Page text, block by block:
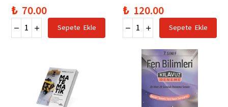
₺ 70.00
Sepete Ekle
₺ 120.00
Sepete Ekle